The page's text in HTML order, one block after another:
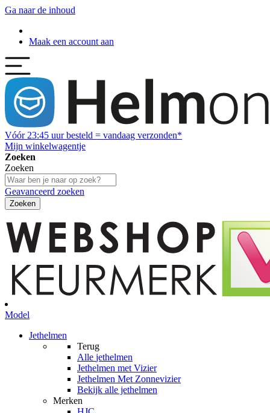
Ga naar de inhoud
Maak een account aan
Vóór 23:45 uur besteld = vandaag verzonden*
Mijn winkelwagentje
Zoeken
Zoeken
Geavanceerd zoeken
Zoeken
Model
Jethelmen
Terug
Alle jethelmen
Jethelmen met Vizier
Jethelmen Met Zonnevizier
Bekijk alle jethelmen
Merken